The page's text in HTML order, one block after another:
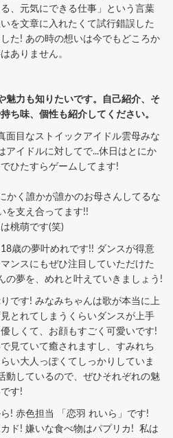
、元気にできる仕事」という言葉
を文章に入れたくて試行錯誤した
た! あの時の想いは今でもどころか
ありません。
力も知りたいです。自己紹介、そ
ち味、個性も紹介してください。
目なストイックアイドル雲母みな
アイドルに対してで...休日はとにか
ひたすらゲームしてます!
かく誰かが誰かのお母さんしてるな
を支え合ってます!!
桃萌です(笑)
歳の夢叶めれです!! ダンスが得意
ンスにもぜひ注目していただけた
の夢を、めれと叶えていきましょう!
です! みなみちゃんは歌が本当に上
とれてしまうくらいダンスが上手
しくて、お顔もすごく可愛いです!
見ていて癒されますし、すみれち
い大人っぽくてしっかりしていま
動しているので、ぜひそれぞれの魅
す!
! 赤色担当 「恋羽 れいら」です!
ド! 嫌いな食べ物はパプリカ! 私は